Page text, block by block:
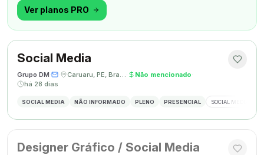
todo momento.
Ver planos PRO
Social Media
Grupo DM· · Caruaru, PE, Brasil· Não mencionado·
há 28 dias
SOCIAL MEDIA NÃO INFORMADO PLENO PRESENCIAL SOCIAL MEDIA
Designer Gráfico / Social Media